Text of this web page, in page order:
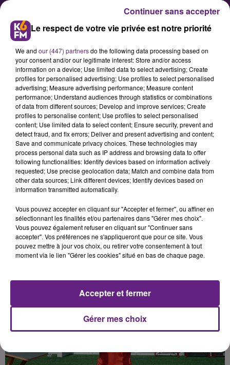
Le DFCO engage Arnold Temanfo
Le DFCO officialise la signature du
défenseur polyvalent Arnold
Temanfo, libre de tout contrat
après deux saisons pleines sous le
maillot du FC Annecy.
Publié : 13 juillet 2023 à 18h40 par la rédaction
Le respect de votre vie privée est notre priorité
We and our (447) partnersdo the following data processing based on
your consent and/or our legitimate interest: Store and/or access
information on a device; Use limited data to select advertising; Create
profiles for personalised advertising; Use profiles to select personalised
advertising; Measure advertising performance; Measure content
performance; Understand audiences through statistics or combinations
of data from different sources; Develop and improve services; Create
profiles to personalise content; Use profiles to select personalised
content; Use limited data to select content; Ensure security, prevent and
detect fraud, and fix errors; Deliver and present advertising and content;
Save and communicate privacy choices. These technologies may
process personal data such as IP address and browsing data to offer
following functionalities: Identify devices based on information actively
requested; Use precise geolocation data; Match and combine data from
other data sources; Link different devices; Identify devices based on
information transmitted automatically.
Vous pouvez accepter en cliquant sur "Accepter et fermer", ou affiner en
sélectionnant les finalités et/ou partenaires dans "Gérer mes choix".
Vous pouvez également refuser en cliquant sur "Continuer sans
accepter". Vos préférences ne s'appliqueront que pour ce site. Vous
pouvez mettre à jour vos choix, ou retirer votre consentement à tout
moment via le lien "Gérer les cookies" situé en bas de chaque page.
Gérer mes choix
Accepter et fermer
Continuer sans accepter